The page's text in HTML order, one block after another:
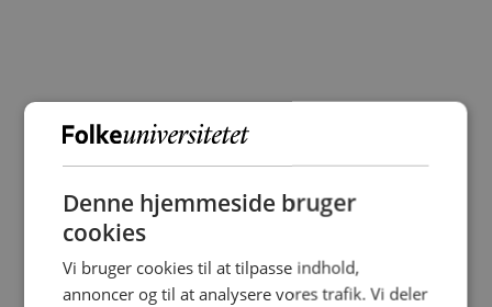
Denne hjemmeside bruger
cookies
Vi bruger cookies til at tilpasse indhold,
annoncer og til at analysere vores trafik. Vi deler